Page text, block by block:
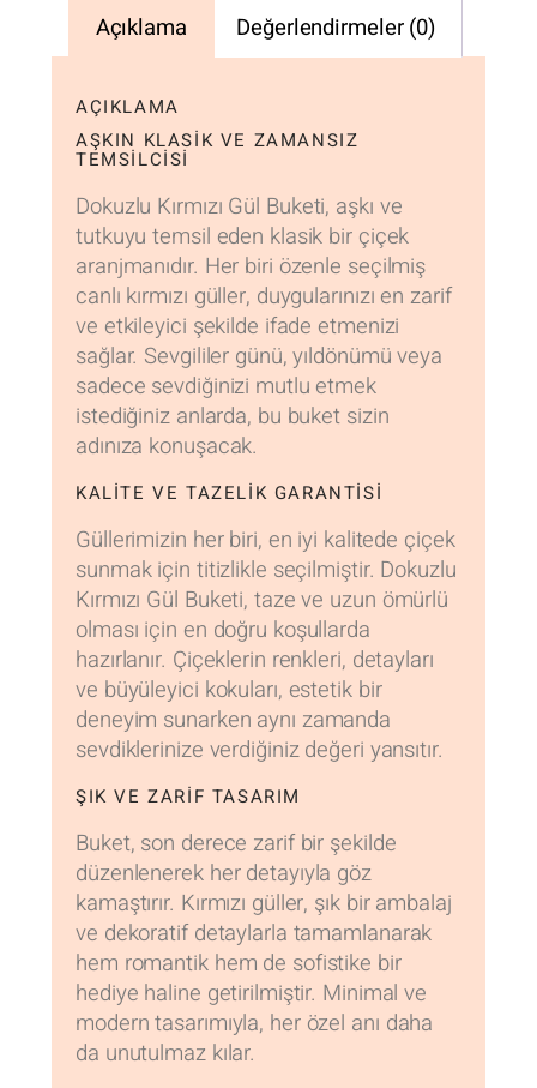
Açıklama Değerlendirmeler (0)
AÇIKLAMA
AŞKIN KLASIK VE ZAMANSIZ
TEMSILCISI
Dokuzlu Kırmızı Gül Buketi, aşkı ve
tutkuyu temsil eden klasik bir çiçek
aranjmanıdır. Her biri özenle seçilmiş
canlı kırmızı güller, duygularınızı en zarif
ve etkileyici şekilde ifade etmenizi
sağlar. Sevgililer günü, yıldönümü veya
sadece sevdiğinizi mutlu etmek
istediğiniz anlarda, bu buket sizin
adınıza konuşacak.
KALITE VE TAZELIK GARANTISI
Güllerimizin her biri, en iyi kalitede çiçek
sunmak için titizlikle seçilmiştir. Dokuzlu
Kırmızı Gül Buketi, taze ve uzun ömürlü
olması için en doğru koşullarda
hazırlanır. Çiçeklerin renkleri, detayları
ve büyüleyici kokuları, estetik bir
deneyim sunarken aynı zamanda
sevdiklerinize verdiğiniz değeri yansıtır.
ŞIK VE ZARIF TASARIM
Buket, son derece zarif bir şekilde
düzenlenerek her detayıyla göz
kamaştırır. Kırmızı güller, şık bir ambalaj
ve dekoratif detaylarla tamamlanarak
hem romantik hem de sofistike bir
hediye haline getirilmiştir. Minimal ve
modern tasarımıyla, her özel anı daha
da unutulmaz kılar.